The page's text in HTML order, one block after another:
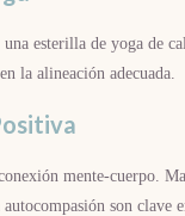
esterilla de yoga de
la alineación adecuada.
mente-cuerpo.
son clave